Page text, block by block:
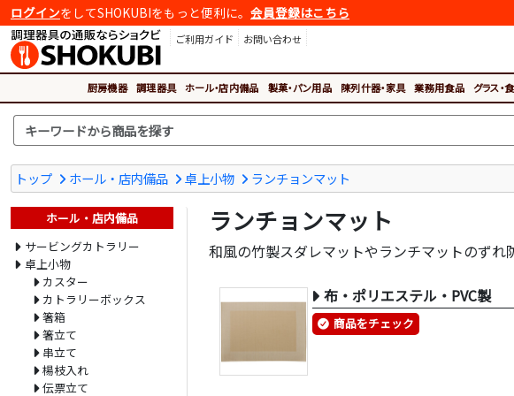
ログインをしてSHOKUBIをもっと便利に。 会員登録はこちら
ご利用ガイド
お問い合わせ
厨房機器 調理器具 ホール・店内備品 製菓・パン用品 陳列什器・家具 業務用食品 グラス・
トップ ホール・店内備品 卓上小物 ランチョンマット
ランチョンマット
和風の竹製スダレマットやランチマットのずれ
布・ポリエステル・PVC製
商品をチェック
ホール・店内備品
サービングカトラリー
卓上小物
カスター
カトラリーボックス
箸箱
箸立て
串立て
楊枝入れ
伝票立て